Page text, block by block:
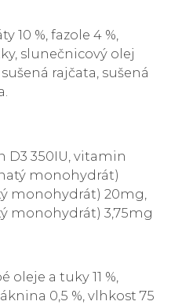
10 %, fazole 4 %,
slunečnicový olej
sušená rajčata, sušená
D3 350IU, vitamin
monohydrát)
monohydrát) 20mg,
monohydrát) 3,75mg
oleje a tuky 11 %,
0,5 %, vlhkost 75